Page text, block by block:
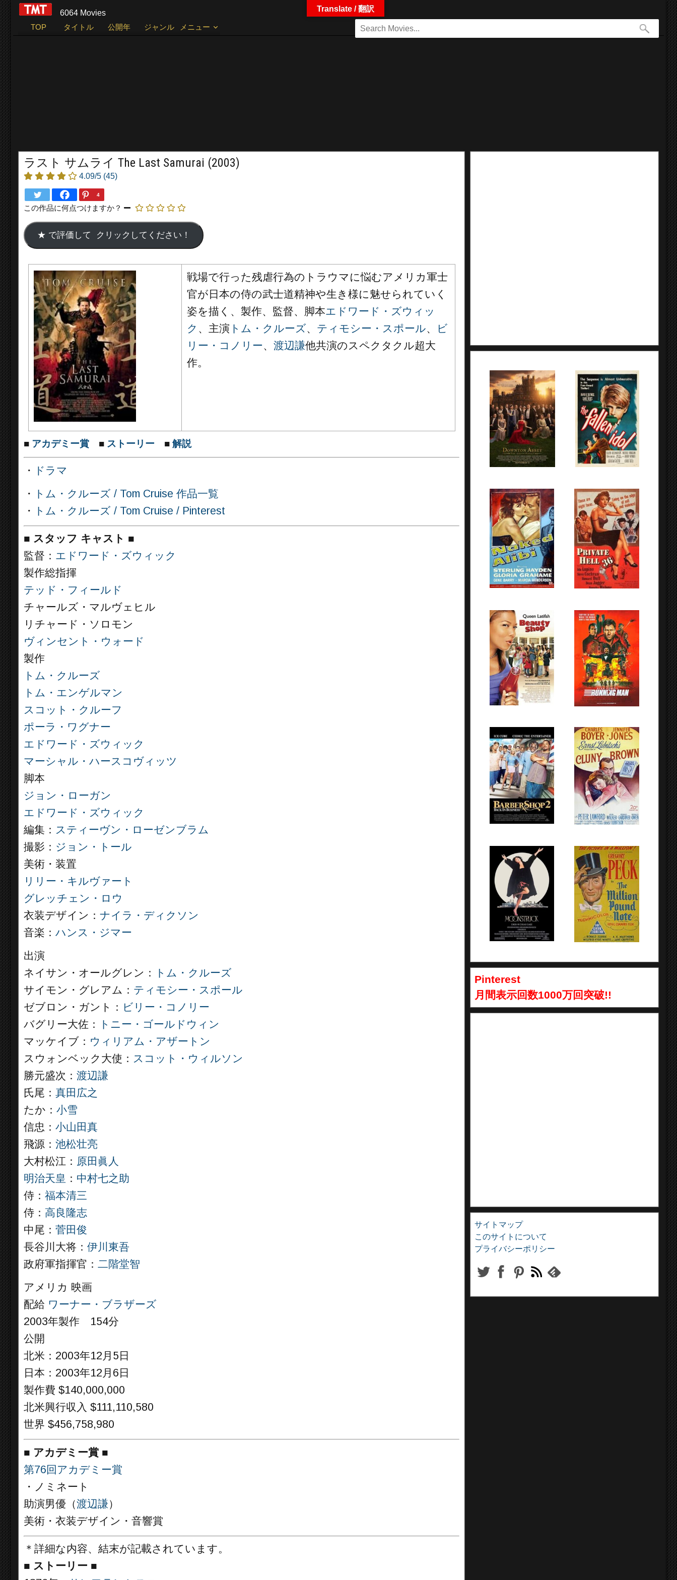
6064 Movies
TOP
タイトル 公開年 ジャンル メニュー
ラスト サムライ The Last Samurai (2003)
4.09/5 (45)
4
この作品に何点つけますか？
戦場で行った残虐行為のトラウマに悩むアメリカ軍士
官が日本の侍の武士道精神や生き様に魅せられていく
姿を描く、製作、監督、脚本エドワード・ズウィッ
ク 、主演 トム・クルーズ、 ティモシー・スポール、
ビ
リー・コノリー、 渡辺謙他共演のスペクタクル超大
作。
■ アカデミー賞 ■ ストーリー ■ 解説
・
ドラマ
・
トム・クルーズ / Tom Cruise 作品一覧
・
トム・クルーズ / Tom Cruise / Pinterest
■ スタッフ キャスト ■
監督： エドワード・ズウィック
製作総指揮
テッド・フィールド
チャールズ・マルヴェヒル
リチャード・ソロモン
ヴィンセント・ウォード
製作
トム・クルーズ
トム・エンゲルマン
スコット・クルーフ
ポーラ・ワグナー
エドワード・ズウィック
マーシャル・ハースコヴィッツ
脚本
ジョン・ローガン
エドワード・ズウィック
編集： スティーヴン・ローゼンブラム
撮影： ジョン・トール
美術・装置
リリー・キルヴァート
グレッチェン・ロウ
衣装デザイン： ナイラ・ディクソン
音楽： ハンス・ジマー
出演
ネイサン・オールグレン：
トム・クルーズ
サイモン・グレアム： ティモシー・スポール
ゼブロン・ガント： ビリー・コノリー
バグリー大佐：
トニー・ゴールドウィン
マッケイブ： ウィリアム・アザートン
スウォンベック大使： スコット・ウィルソン
勝元盛次： 渡辺謙
氏尾： 真田広之
たか： 小雪
信忠： 小山田真
飛源： 池松壮亮
大村松江： 原田眞人
明治天皇 ： 中村七之助
侍： 福本清三
侍： 高良隆志
中尾： 菅田俊
長谷川大将： 伊川東吾
政府軍指揮官： 二階堂智
アメリカ 映画
配給 ワーナー・ブラザーズ
2003年製作 154分
公開
北米：2003年12月5日
日本：2003年12月6日
製作費 $140,000,000
北米興行収入 $111,110,580
世界 $456,758,980
■ アカデミー賞 ■
第76回アカデミー賞
・ノミネート
助演男優（渡辺謙）
美術・衣装デザイン・音響賞
＊詳細な内容、結末が記載されています。
■ ストーリー ■
Pinterest
月間表示回数1000万回突破!!
サイトマップ
このサイトについて
プライバシーポリシー
Translate / 翻訳